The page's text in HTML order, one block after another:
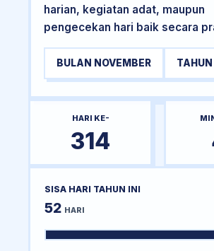
harian, kegiatan adat, maupun
pengecekan hari baik secara
BULAN NOVEMBER
HARI KE-
314
SISA HARI TAHUN INI
52 HARI